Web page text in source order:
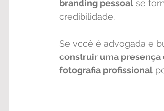
branding pessoal se
credibilidade.
Se você é advogada e
construir uma
fotografia profissional